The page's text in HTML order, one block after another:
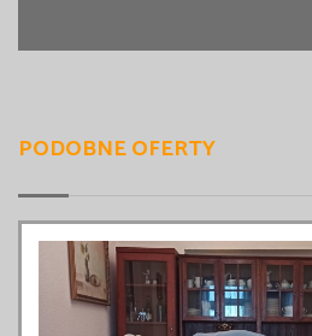
PODOBNE OFERTY